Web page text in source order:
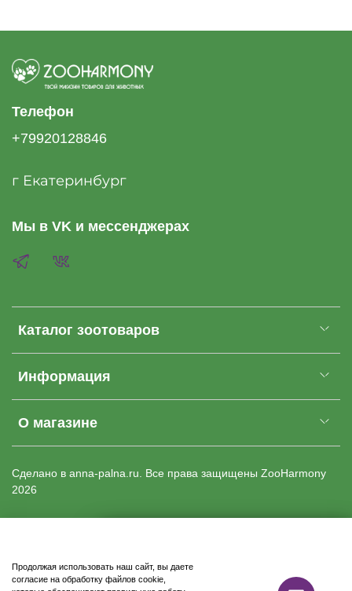
Доставка бесплатно
Каталог зоотоваров
Информация
О магазине
Телефон
+79920128846
г Екатеринбург
Мы в VK и мессенджерах
Cделано в anna-palna.ru. Все права защищены ZooHarmony
2026
Продолжая использовать наш сайт, вы даете
согласие на обработку файлов cookie,